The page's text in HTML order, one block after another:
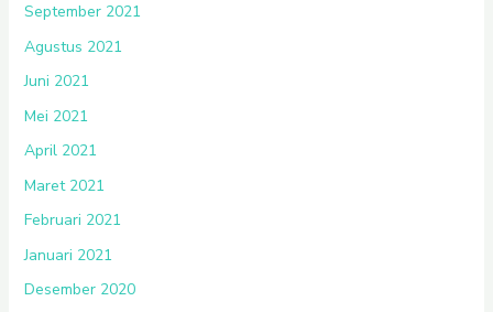
September 2021
Agustus 2021
Juni 2021
Mei 2021
April 2021
Maret 2021
Februari 2021
Januari 2021
Desember 2020